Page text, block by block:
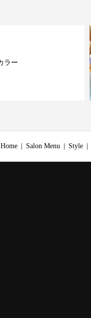
Home Salon Menu Style